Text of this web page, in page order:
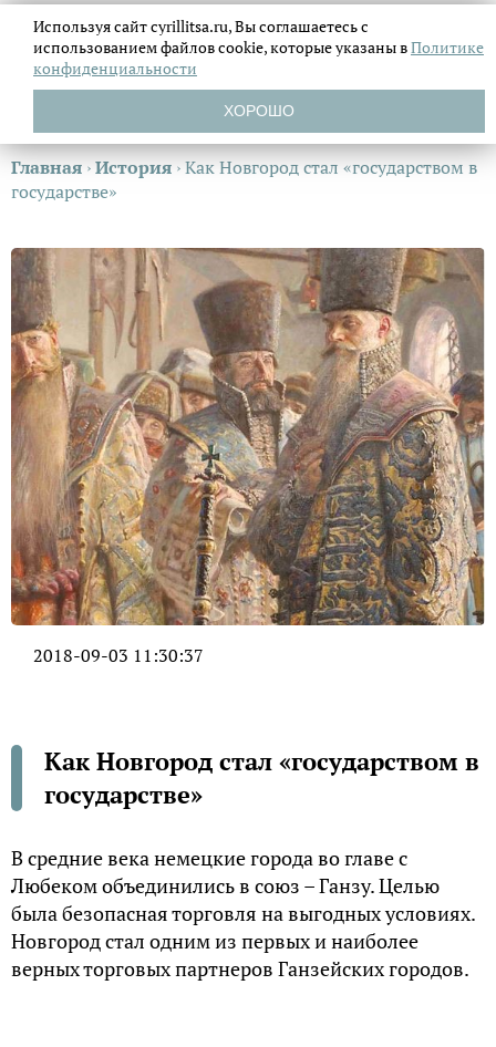
Главная ›История ›Как Новгород стал «государством в
государстве»
2018-09-03 11:30:37
Как Новгород стал «государством в
государстве»
В средние века немецкие города во главе с
Любеком объединились в союз – Ганзу. Целью
была безопасная торговля на выгодных условиях.
Новгород стал одним из первых и наиболее
верных торговых партнеров Ганзейских городов.
Используя сайт cyrillitsa.ru, Вы соглашаетесь с
использованием файловcookie, которые указаны вПолитике
конфиденциальности
ХОРОШО